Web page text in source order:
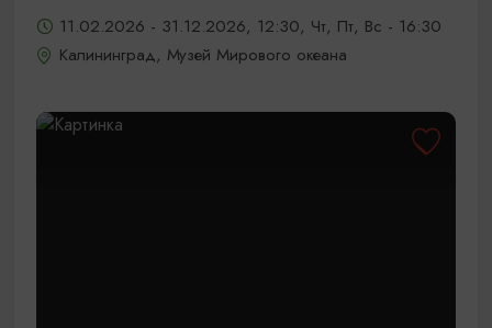
11.02.2026 - 31.12.2026, 12:30, Чт, Пт, Вс - 16:30
Калининград, Музей Мирового океана